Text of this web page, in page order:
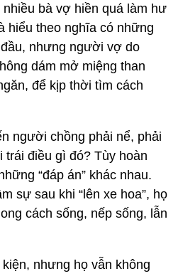
bà vợ hiền quá làm hư
hiểu theo nghĩa có những
nhưng người vợ do
dám mở miệng than
để kịp thời tìm cách
người chồng phải nể, phải
trái điều gì đó? Tùy hoàn
“đáp án” khác nhau.
sự sau khi “lên xe hoa”, họ
cách sống, nếp sống, lẫn
nhưng họ vẫn không